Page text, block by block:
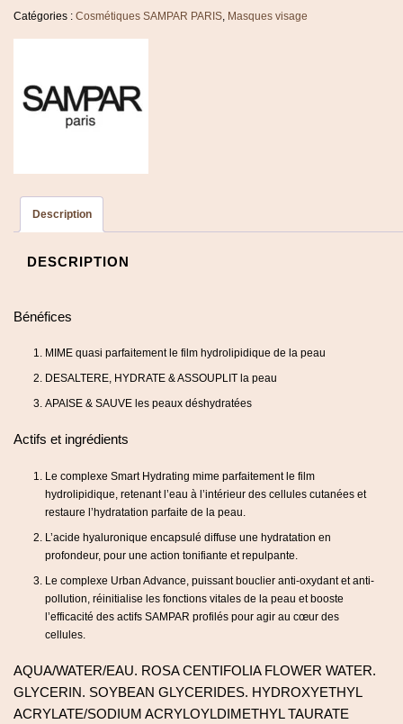
Rides
Catégories : Cosmétiques SAMPAR PARIS, Masques visage
Description
DESCRIPTION
Bénéfices
MIME quasi parfaitement le film hydrolipidique de la peau
DESALTERE, HYDRATE & ASSOUPLIT la peau
APAISE & SAUVE les peaux déshydratées
Actifs et ingrédients
Le complexe Smart Hydrating mime parfaitement le film
hydrolipidique, retenant l’eau à l’intérieur des cellules cutanées et
restaure l’hydratation parfaite de la peau.
L’acide hyaluronique encapsulé diffuse une hydratation en
profondeur, pour une action tonifiante et repulpante.
Le complexe Urban Advance, puissant bouclier anti-oxydant et anti-
pollution, réinitialise les fonctions vitales de la peau et booste
l’efficacité des actifs SAMPAR profilés pour agir au cœur des
cellules.
AQUA/WATER/EAU. ROSA CENTIFOLIA FLOWER WATER.
GLYCERIN. SOYBEAN GLYCERIDES. HYDROXYETHYL
ACRYLATE/SODIUM ACRYLOYLDIMETHYL TAURATE